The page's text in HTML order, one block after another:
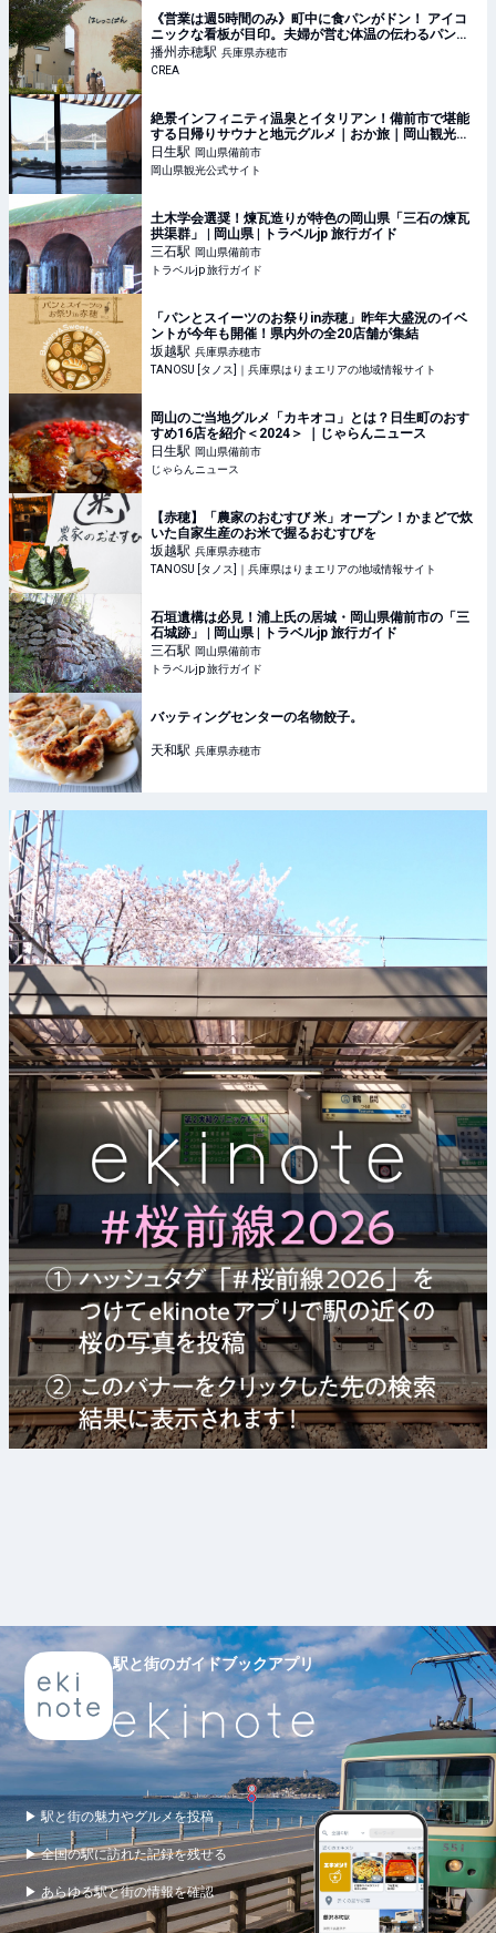
《営業は週5時間のみ》町中に食パンがドン！ アイコ
ニックな看板が目印。夫婦が営む体温の伝わるパン屋
さん「はしっこぱん」へ【兵庫県赤穂市】
播州赤穂駅 兵庫県赤穂市
CREA
絶景インフィニティ温泉とイタリアン！備前市で堪能
する日帰りサウナと地元グルメ｜おか旅｜岡山観光
WEB【公式】- 岡山県の観光・旅行情報ならココ！
日生駅 岡山県備前市
岡山県観光公式サイト
土木学会選奨！煉瓦造りが特色の岡山県「三石の煉瓦
拱渠群」 | 岡山県 | トラベルjp 旅行ガイド
三石駅 岡山県備前市
トラベルjp 旅行ガイド
「パンとスイーツのお祭りin赤穂」昨年大盛況のイベ
ントが今年も開催！県内外の全20店舗が集結
坂越駅 兵庫県赤穂市
TANOSU [タノス]｜兵庫県はりまエリアの地域情報サイト
岡山のご当地グルメ「カキオコ」とは？日生町のおす
すめ16店を紹介＜2024＞ ｜じゃらんニュース
日生駅 岡山県備前市
じゃらんニュース
【赤穂】「農家のおむすび 米」オープン！かまどで炊
いた自家生産のお米で握るおむすびを
坂越駅 兵庫県赤穂市
TANOSU [タノス]｜兵庫県はりまエリアの地域情報サイト
石垣遺構は必見！浦上氏の居城・岡山県備前市の「三
石城跡」 | 岡山県 | トラベルjp 旅行ガイド
三石駅 岡山県備前市
トラベルjp 旅行ガイド
バッティングセンターの名物餃子。
天和駅 兵庫県赤穂市
駅と街のガイドブックアプリ
▶ 駅と街の魅力やグルメを投稿
▶ 全国の駅に訪れた記録を残せる
▶ あらゆる駅と街の情報を確認